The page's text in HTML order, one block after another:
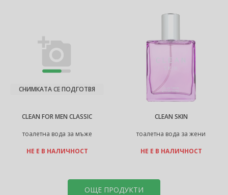
CLEAN FOR MEN CLASSIC
тоалетна вода за мъже
СНИМКАТА СЕ ПОДГОТВЯ
НЕ Е В НАЛИЧНОСТ
CLEAN SKIN
тоалетна вода за жени
НЕ Е В НАЛИЧНОСТ
ОЩЕ ПРОДУКТИ